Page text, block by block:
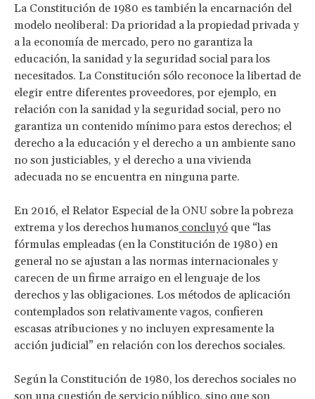
La Constitución de 1980 es también la encarnación del
modelo neoliberal: Da prioridad a la propiedad privada y
a la economía de mercado, pero no garantiza la
educación, la sanidad y la seguridad social para los
necesitados. La Constitución sólo reconoce la libertad de
elegir entre diferentes proveedores, por ejemplo, en
relación con la sanidad y la seguridad social, pero no
garantiza un contenido mínimo para estos derechos; el
derecho a la educación y el derecho a un ambiente sano
no son justiciables, y el derecho a una vivienda
adecuada no se encuentra en ninguna parte.
En 2016, el Relator Especial de la ONU sobre la pobreza
extrema y los derechos humanos concluyó que “las
fórmulas empleadas (en la Constitución de 1980) en
general no se ajustan a las normas internacionales y
carecen de un firme arraigo en el lenguaje de los
derechos y las obligaciones. Los métodos de aplicación
contemplados son relativamente vagos, confieren
escasas atribuciones y no incluyen expresamente la
acción judicial” en relación con los derechos sociales.
Según la Constitución de 1980, los derechos sociales no
son una cuestión de servicio público, sino que son